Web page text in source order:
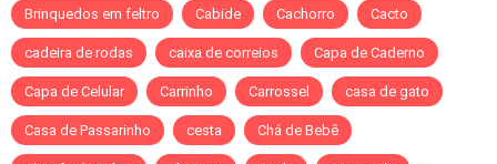
Brinquedos em feltro Cabide Cachorro Cacto
cadeira de rodas caixa de correios Capa de Caderno
Capa de Celular Carrinho Carrossel casa de gato
Casa de Passarinho cesta Chá de Bebê